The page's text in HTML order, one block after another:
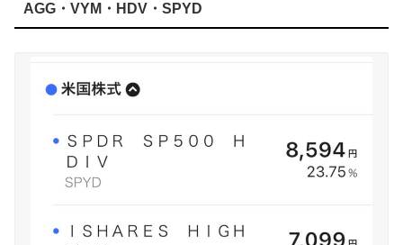
AGG・VYM・HDV・SPYD